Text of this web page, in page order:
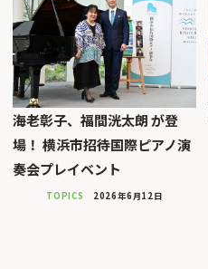
海老彰子、福間洸太朗 が登
場！ 横浜市招待国際ピアノ演
奏会プレイベント
TOPICS 2026年6月12日